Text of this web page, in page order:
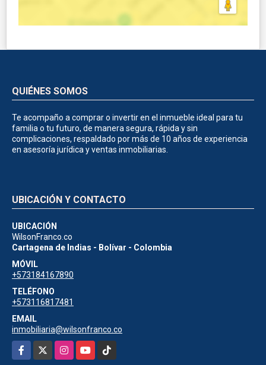
QUIÉNES SOMOS
Te acompaño a comprar o invertir en el inmueble ideal para tu
familia o tu futuro, de manera segura, rápida y sin
complicaciones, respaldado por más de 10 años de experiencia
en asesoría jurídica y ventas inmobiliarias.
UBICACIÓN Y CONTACTO
UBICACIÓN
WilsonFranco.co
Cartagena de Indias - Bolívar - Colombia
MÓVIL
+573184167890
TELÉFONO
+573116817481
EMAIL
inmobiliaria@wilsonfranco.co
Facebook
InstagramYouTubeTikTok